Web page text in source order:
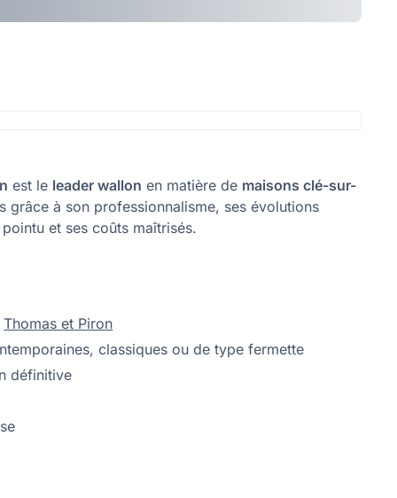
est le leader wallon en matière de maisons clé-sur-
grâce à son professionnalisme, ses évolutions
et ses coûts maîtrisés.
Thomas et Piron
classiques ou de type fermette
définitive